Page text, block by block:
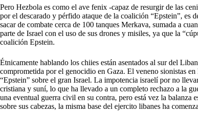
Pero Hezbola es como el ave fenix -capaz de resurgir de las
por el descarado y pérfido ataque de la coalición “Epstein”, es
sacar de combate cerca de 100 tanques Merkava, sumada a
parte de Israel con el uso de sus drones y misiles, ya que la
coalición Epstein.
Étnicamente hablando los chiies están asentados al sur del
comprometida por el genocidio en Gaza. El veneno sionistas
“Epstein” sobre el gran Israel. La impotencia israelí por no
cristiana y suní, lo que ha llevado a un completo rechazo a la
una eventual guerra civil en su contra, pero está vez la balanza
sobre sus cabezas, la misma base del ejercito libanes ha